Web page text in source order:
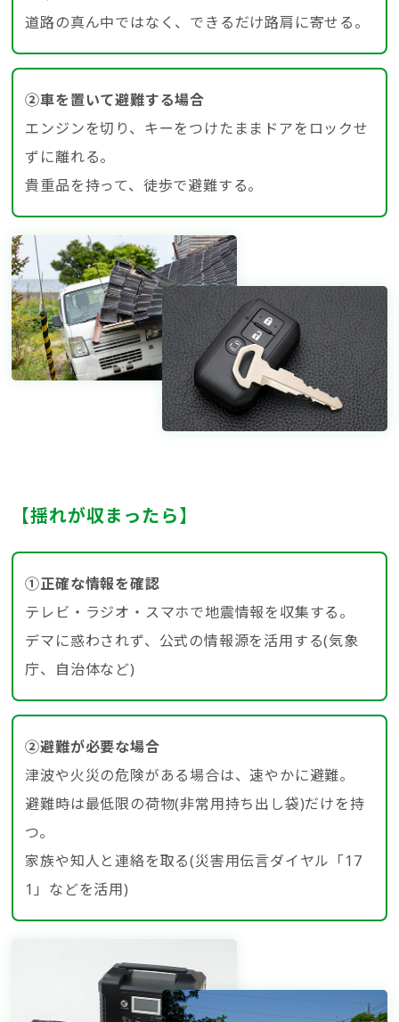
道路の真ん中ではなく、できるだけ路肩に寄せる。
②車を置いて避難する場合
エンジンを切り、キーをつけたままドアをロックせ
ずに離れる。
貴重品を持って、徒歩で避難する。
【揺れが収まったら】
①正確な情報を確認
テレビ・ラジオ・スマホで地震情報を収集する。
デマに惑わされず、公式の情報源を活用する(気象
庁、自治体など)
②避難が必要な場合
津波や火災の危険がある場合は、速やかに避難。
避難時は最低限の荷物(非常用持ち出し袋)だけを持
つ。
家族や知人と連絡を取る(災害用伝言ダイヤル「17
1」などを活用)